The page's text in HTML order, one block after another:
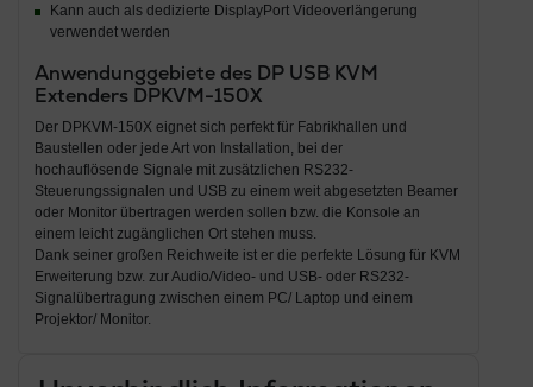
Kann auch als dedizierte DisplayPort Videoverlängerung
verwendet werden
Anwendunggebiete des DP USB KVM
Extenders DPKVM-150X
Der DPKVM-150X eignet sich perfekt für Fabrikhallen und
Baustellen oder jede Art von Installation, bei der
hochauflösende Signale mit zusätzlichen RS232-
Steuerungssignalen und USB zu einem weit abgesetzten Beamer
oder Monitor übertragen werden sollen bzw. die Konsole an
einem leicht zugänglichen Ort stehen muss.
Dank seiner großen Reichweite ist er die perfekte Lösung für KVM
Erweiterung bzw. zur Audio/Video- und USB- oder RS232-
Signalübertragung zwischen einem PC/ Laptop und einem
Projektor/ Monitor.